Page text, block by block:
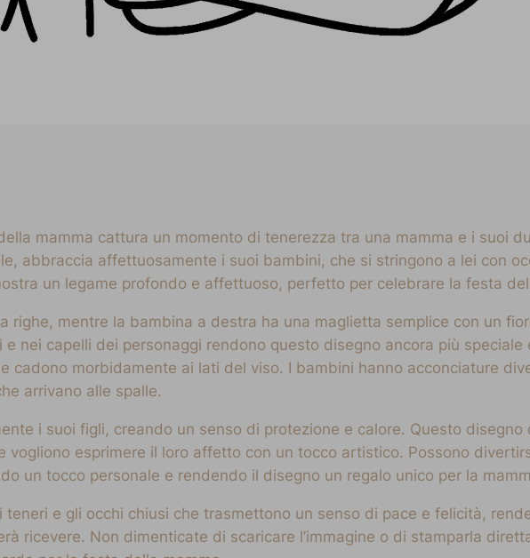
mamma cattura un momento di tenerezza tra una mamma e i suoi
abbraccia affettuosamente i suoi bambini, che si stringono a lei con
un legame profondo e affettuoso, perfetto per celebrare la festa
righe, mentre la bambina a destra ha una maglietta semplice con un
nei capelli dei personaggi rendono questo disegno ancora più speciale
cadono morbidamente ai lati del viso. I bambini hanno acconciature
arrivano alle spalle.
i suoi figli, creando un senso di protezione e calore. Questo disegno
esprimere il loro affetto con un tocco artistico. Possono
un tocco personale e rendendo il disegno un regalo unico per la
e gli occhi chiusi che trasmettono un senso di pace e felicità,
ricevere. Non dimenticate di scaricare l’immagine o di stamparla